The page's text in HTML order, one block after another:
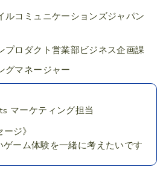
ルコミュニケーションズジャパン
プロダクト営業部ビジネス企画課
グマネージャー
マーケティング担当
ジ》
ーム体験を一緒に考えたいです